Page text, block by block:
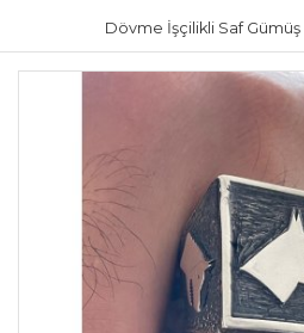
Dövme İşçilikli Saf